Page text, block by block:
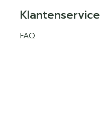
Klantenservice
FAQ